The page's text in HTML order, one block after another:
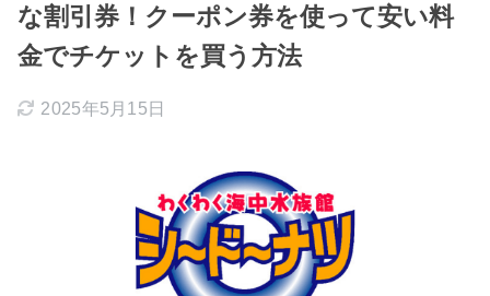
な割引券！クーポン券を使って安い料
金でチケットを買う方法
2025年5月15日